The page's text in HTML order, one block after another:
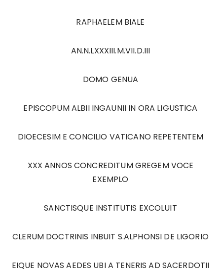
RAPHAELEM BIALE
AN.N.LXXXIII.M.VII.D.III
DOMO GENUA
EPISCOPUM ALBII INGAUNII IN ORA LIGUSTICA
DIOECESIM E CONCILIO VATICANO REPETENTEM
XXX ANNOS CONCREDITUM GREGEM VOCE
EXEMPLO
SANCTISQUE INSTITUTIS EXCOLUIT
CLERUM DOCTRINIS INBUIT S.ALPHONSI DE LIGORIO
EIQUE NOVAS AEDES UBI A TENERIS AD SACERDOTII